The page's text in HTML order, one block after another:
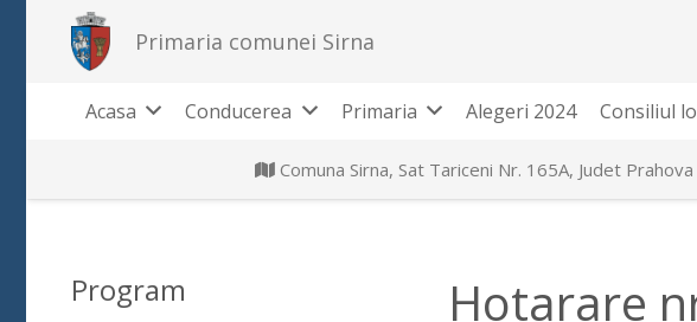
Primaria comunei Sirna
Acasa Conducerea Primaria Alegeri 2024 Consiliul
Comuna Sirna, Sat Tariceni Nr. 165A, Judet
Hotarare
Program